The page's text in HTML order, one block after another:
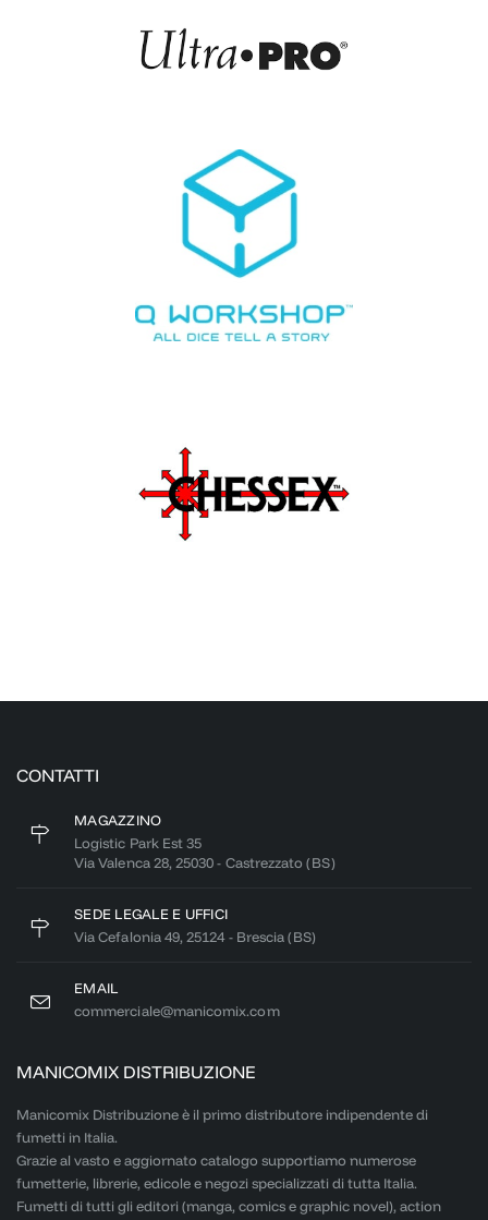
CONTATTI
MAGAZZINO
Logistic Park Est 35
Via Valenca 28, 25030 - Castrezzato (BS)
SEDE LEGALE E UFFICI
Via Cefalonia 49, 25124 - Brescia (BS)
EMAIL
commerciale@manicomix.com
MANICOMIX DISTRIBUZIONE
Manicomix Distribuzione è il primo distributore indipendente di
fumetti in Italia.
Grazie al vasto e aggiornato catalogo supportiamo numerose
fumetterie, librerie, edicole e negozi specializzati di tutta Italia.
Fumetti di tutti gli editori (manga, comics e graphic novel), action